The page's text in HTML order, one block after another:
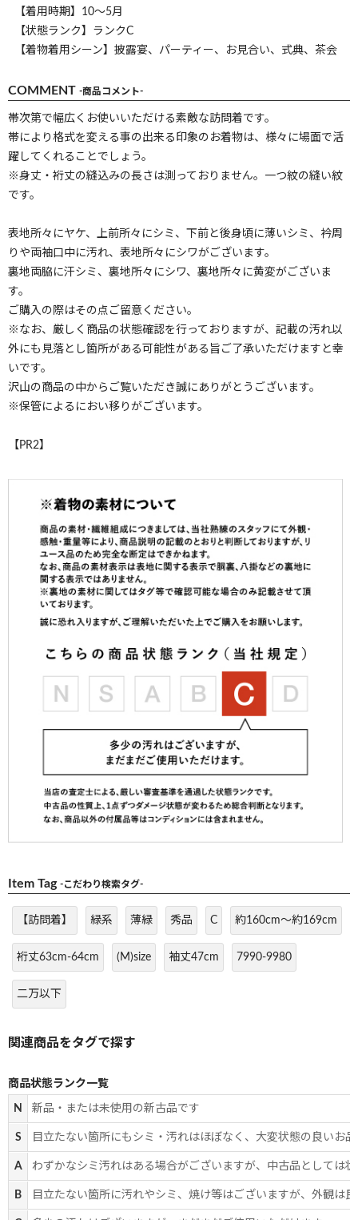
【着用時期】10～5月
【状態ランク】ランクC
【着物着用シーン】披露宴、パーティー、お見合い、式典、茶会
COMMENT -商品コメント-
帯次第で幅広くお使いいただける素敵な訪問着です。
帯により格式を変える事の出来る印象のお着物は、様々に場面で活
躍してくれることでしょう。
※身丈・裄丈の縫込みの長さは測っておりません。一つ紋の縫い紋
です。
表地所々にヤケ、上前所々にシミ、下前と後身頃に薄いシミ、衿周
りや両袖口中に汚れ、表地所々にシワがございます。
裏地両脇に汗シミ、裏地所々にシワ、裏地所々に黄変がございま
す。
ご購入の際はその点ご留意ください。
※なお、厳しく商品の状態確認を行っておりますが、記載の汚れ以
外にも見落とし箇所がある可能性がある旨ご了承いただけますと幸
いです。
沢山の商品の中からご覧いただき誠にありがとうございます。
※保管によるにおい移りがございます。
【PR2】
Item Tag -こだわり検索タグ-
【訪問着】 緑系 薄緑 秀品 C 約160cm～約169cm
裄丈63cm-64cm (M)size 袖丈47cm 7990-9980
二万以下
商品状態ランク一覧
N 新品・または未使用の新古品です
S 目立たない箇所にもシミ・汚れはほぼなく、大変状態の良いお
A わずかなシミ汚れはある場合がございますが、中古品としては
B 目立たない箇所に汚れやシミ、焼け等はございますが、外観は